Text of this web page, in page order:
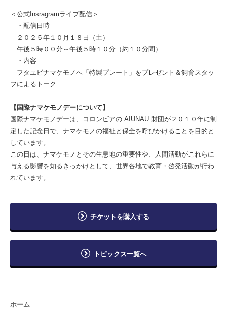
＜公式Insragramライブ配信＞
・配信日時
２０２５年１０月１８日（土）
午後５時００分～午後５時１０分（約１０分間）
・内容
フタユビナマケモノへ「特製プレート」をプレゼント＆飼育スタッ
フによるトーク
【国際ナマケモノデーについて】
国際ナマケモノデーは、コロンビアの AIUNAU 財団が２０１０年に制
定した記念日で、ナマケモノの福祉と保全を呼びかけることを目的と
しています。
この日は、ナマケモノとその生息地の重要性や、人間活動がこれらに
与える影響を知るきっかけとして、世界各地で教育・啓発活動が行わ
れています。
チケットを購入する
トピックス一覧へ
ホーム